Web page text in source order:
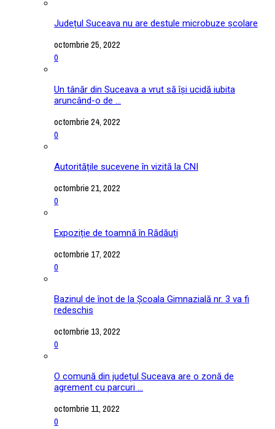
Județul Suceava nu are destule microbuze școlare
octombrie 25, 2022
0
Un tânăr din Suceava a vrut să își ucidă iubita
aruncând-o de ...
octombrie 24, 2022
0
Autoritățile sucevene în vizită la CNI
octombrie 21, 2022
0
Expoziție de toamnă în Rădăuți
octombrie 17, 2022
0
Bazinul de înot de la Școala Gimnazială nr. 3 va fi
redeschis
octombrie 13, 2022
0
O comună din județul Suceava are o zonă de
agrement cu parcuri ...
octombrie 11, 2022
0